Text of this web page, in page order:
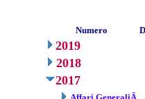
Numero
2019
2018
2017